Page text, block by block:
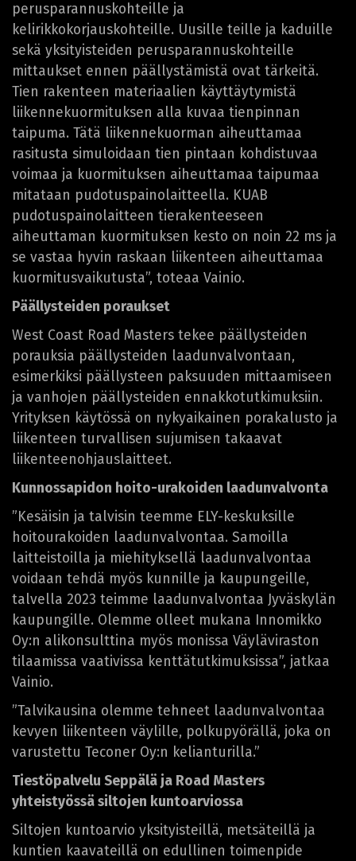
perusparannuskohteille ja
kelirikkokorjauskohteille. Uusille teille ja kaduille
sekä yksityisteiden perusparannuskohteille
mittaukset ennen päällystämistä ovat tärkeitä.
Tien rakenteen materiaalien käyttäytymistä
liikennekuormituksen alla kuvaa tienpinnan
taipuma. Tätä liikennekuorman aiheuttamaa
rasitusta simuloidaan tien pintaan kohdistuvaa
voimaa ja kuormituksen aiheuttamaa taipumaa
mitataan pudotuspainolaitteella. KUAB
pudotuspainolaitteen tierakenteeseen
aiheuttaman kuormituksen kesto on noin 22 ms ja
se vastaa hyvin raskaan liikenteen aiheuttamaa
kuormitusvaikutusta”, toteaa Vainio.
Päällysteiden poraukset
West Coast Road Masters tekee päällysteiden
porauksia päällysteiden laadunvalvontaan,
esimerkiksi päällysteen paksuuden mittaamiseen
ja vanhojen päällysteiden ennakkotutkimuksiin.
Yrityksen käytössä on nykyaikainen porakalusto ja
liikenteen turvallisen sujumisen takaavat
liikenteenohjauslaitteet.
Kunnossapidon hoito-urakoiden laadunvalvonta
”Kesäisin ja talvisin teemme ELY-keskuksille
hoitourakoiden laadunvalvontaa. Samoilla
laitteistoilla ja miehityksellä laadunvalvontaa
voidaan tehdä myös kunnille ja kaupungeille,
talvella 2023 teimme laadunvalvontaa Jyväskylän
kaupungille. Olemme olleet mukana Innomikko
Oy:n alikonsulttina myös monissa Väyläviraston
tilaamissa vaativissa kenttätutkimuksissa”, jatkaa
Vainio.
”Talvikausina olemme tehneet laadunvalvontaa
kevyen liikenteen väylille, polkupyörällä, joka on
varustettu Teconer Oy:n kelianturilla.”
Tiestöpalvelu Seppälä ja Road Masters
yhteistyössä siltojen kuntoarviossa
Siltojen kuntoarvio yksityisteillä, metsäteillä ja
kuntien kaavateillä on edullinen toimenpide